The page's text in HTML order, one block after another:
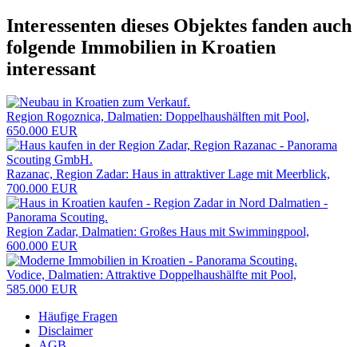
Interessenten dieses Objektes fanden auch
folgende Immobilien in Kroatien
interessant
Region Rogoznica, Dalmatien: Doppelhaushälften mit Pool,
650.000 EUR
Razanac, Region Zadar: Haus in attraktiver Lage mit Meerblick,
700.000 EUR
Region Zadar, Dalmatien: Großes Haus mit Swimmingpool,
600.000 EUR
Vodice, Dalmatien: Attraktive Doppelhaushälfte mit Pool,
585.000 EUR
Häufige Fragen
Disclaimer